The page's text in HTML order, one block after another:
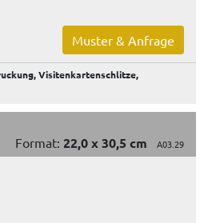
Muster & Anfrage
Visitenkartenschlitze,
Format: 22,0 x 30,5 cm A03.29